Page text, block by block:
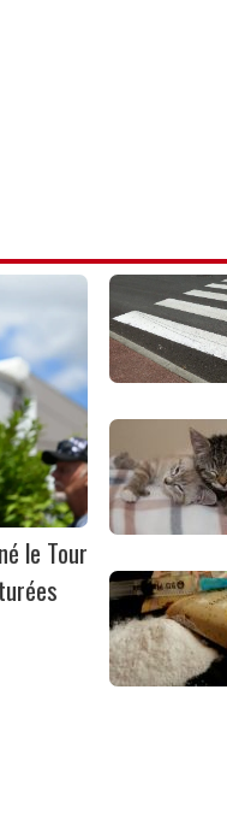
le Tour